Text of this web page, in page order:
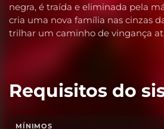
negra, é traída e eliminada pela
cria uma nova família nas cinzas
trilhar um caminho de vingança
Requisitos do
MÍNIMOS